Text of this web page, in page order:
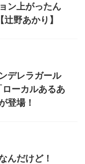
ン上がったん
野あかり】
デレラガール
ーカルあるあ
登場！
んだけど！